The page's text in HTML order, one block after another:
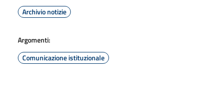
Archivio notizie
Argomenti:
Comunicazione istituzionale